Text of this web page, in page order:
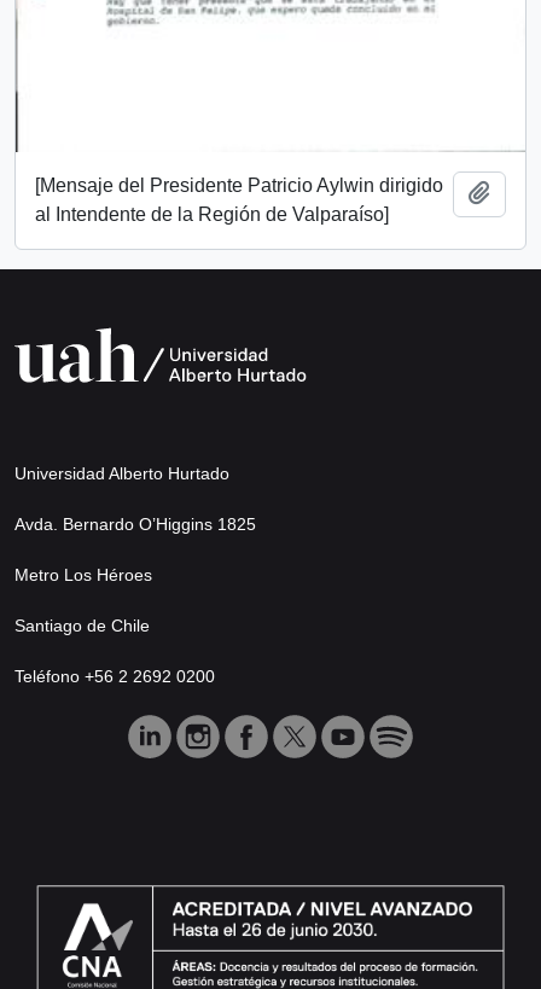
[Mensaje del Presidente Patricio Aylwin dirigido
al Intendente de la Región de Valparaíso]
Universidad Alberto Hurtado
Avda. Bernardo O’Higgins 1825
Metro Los Héroes
Santiago de Chile
Teléfono +56 2 2692 0200